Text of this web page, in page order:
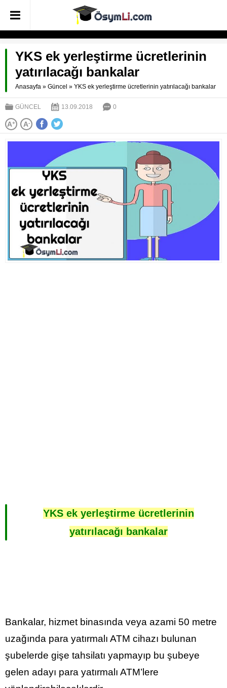
YKS ek yerleştirme ücretlerinin
yatırılacağı bankalar
Anasayfa » Güncel » YKS ek yerleştirme ücretlerinin yatırılacağı bankalar
GÜNCEL 13.09.2018 0
A+ A-
YKS ek yerleştirme ücretlerinin
yatırılacağı bankalar
Bankalar, hizmet binasında veya azami 50 metre
uzağında para yatırmalı ATM cihazı bulunan
şubelerde gişe tahsilatı yapmayıp bu şubeye
gelen adayı para yatırmalı ATM’lere